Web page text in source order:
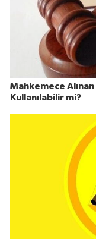
Mahkemece
Kullanılabilir mi?